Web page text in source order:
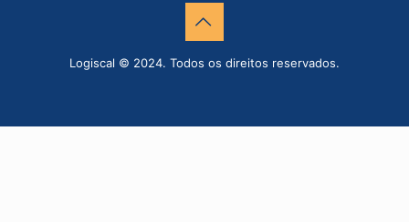
Logiscal © 2024. Todos os direitos reservados.